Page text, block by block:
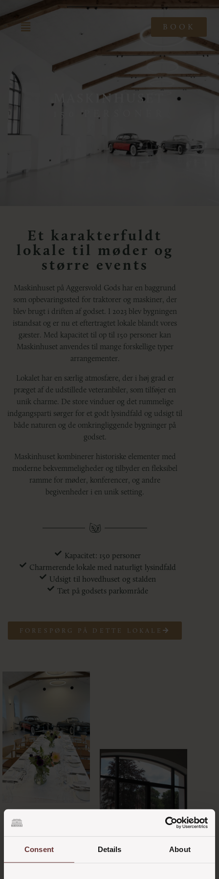
Consent Details About
BOOK
MASKINHUSET
150 PERSONER
Et karakterfuldt
lokale til møder og
større events
Maskinhuset på Aggersvold Gods har en baggrund
som opbevaringssted for traktorer og maskiner, der
blev brugt i driften af godset. I 2023 blev bygningen
istandsat og er nu et eftertragtet lokale blandt vores
gæster. Med kapacitet til op til 150 personer kan
Maskinhuset anvendes til mange forskellige typer
arrangementer.
Lokalet har en særlig atmosfære, der i høj grad er
præget af de udstillede veteranbiler, som tilføjer en
unik charme. De store vinduer og det rummelige
indgangsparti sørger for et godt lysindfald og udsigt til
både naturen og de omkringliggende bygninger på
godset.
Maskinhuset kombinerer historiske elementer med
moderne bekvemmeligheder og tilbyder en fleksibel
ramme for møder, konferencer, og andre
begivenheder i en unik setting.
Kapacitet: 150 personer
Charmerende lokale med naturligt lysindfald
Udsigt til hovedhuset og stalden
Tæt på godsets parkområde
FORESPØRG PÅ DETTE LOKALE